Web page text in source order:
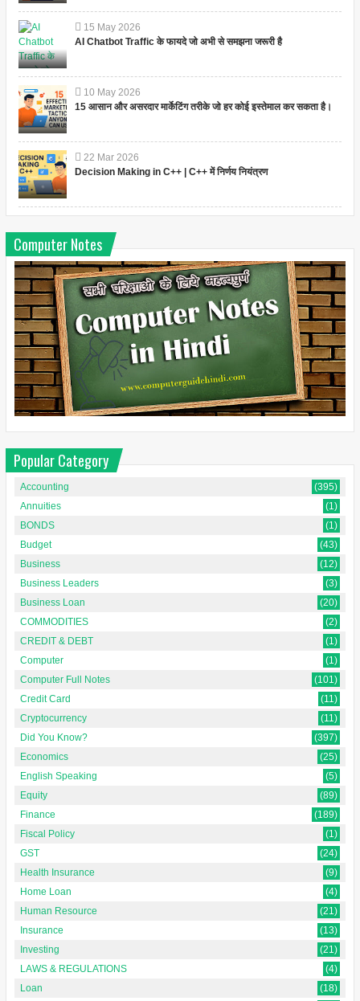
15 May 2026
AI Chatbot Traffic के फायदे जो अभी से समझना जरूरी है
10 May 2026
15 आसान और असरदार मार्केटिंग तरीके जो हर कोई इस्तेमाल कर सकता है।
22 Mar 2026
Decision Making in C++ | C++ में निर्णय नियंत्रण
Computer Notes
Popular Category
Accounting
(395)
Annuities
(1)
BONDS
(1)
Budget
(43)
Business
(12)
Business Leaders
(3)
Business Loan
(20)
COMMODITIES
(2)
CREDIT & DEBT
(1)
Computer
(1)
Computer Full Notes
(101)
Credit Card
(11)
Cryptocurrency
(11)
Did You Know?
(397)
Economics
(25)
English Speaking
(5)
Equity
(89)
Finance
(189)
Fiscal Policy
(1)
GST
(24)
Health Insurance
(9)
Home Loan
(4)
Human Resource
(21)
Insurance
(13)
Investing
(21)
LAWS & REGULATIONS
(4)
Loan
(18)